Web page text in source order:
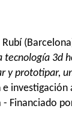
tecnología 3d
y prototipar,
investigación
Financiado